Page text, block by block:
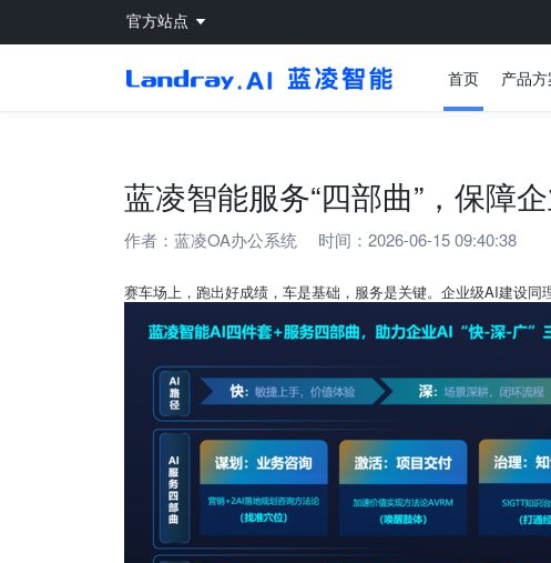
官方站点
首页 产品方
蓝凌智能服务“四部曲”，保障
作者： 蓝凌OA办公系统 时间：2026-06-15 09:40:38
赛车场上，跑出好成绩，车是基础，服务是关键。企业级AI建设